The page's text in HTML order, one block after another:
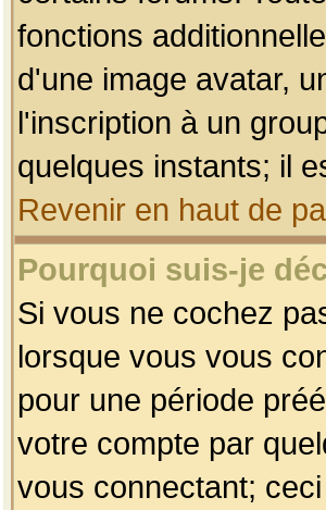
fonctions
d'une image avatar,
l'inscription à un
quelques instants; il
Revenir en haut de
Pourquoi suis-je
Si vous ne cochez
lorsque vous vous
pour une période
votre compte par
vous connectant;